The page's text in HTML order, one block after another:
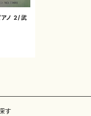
ノ 2/武
す